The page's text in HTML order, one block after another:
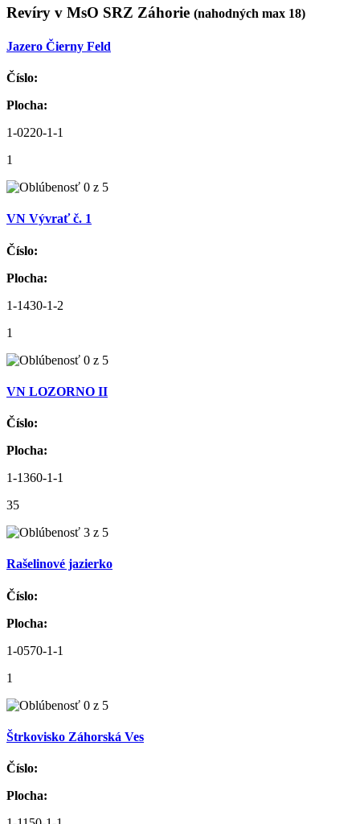
Revíry v MsO SRZ Záhorie (nahodných max 18)
Jazero Čierny Feld
Číslo:
Plocha:
1-0220-1-1
1
VN Vývrať č. 1
Číslo:
Plocha:
1-1430-1-2
1
VN LOZORNO II
Číslo:
Plocha:
1-1360-1-1
35
Rašelinové jazierko
Číslo:
Plocha:
1-0570-1-1
1
Štrkovisko Záhorská Ves
Číslo:
Plocha: